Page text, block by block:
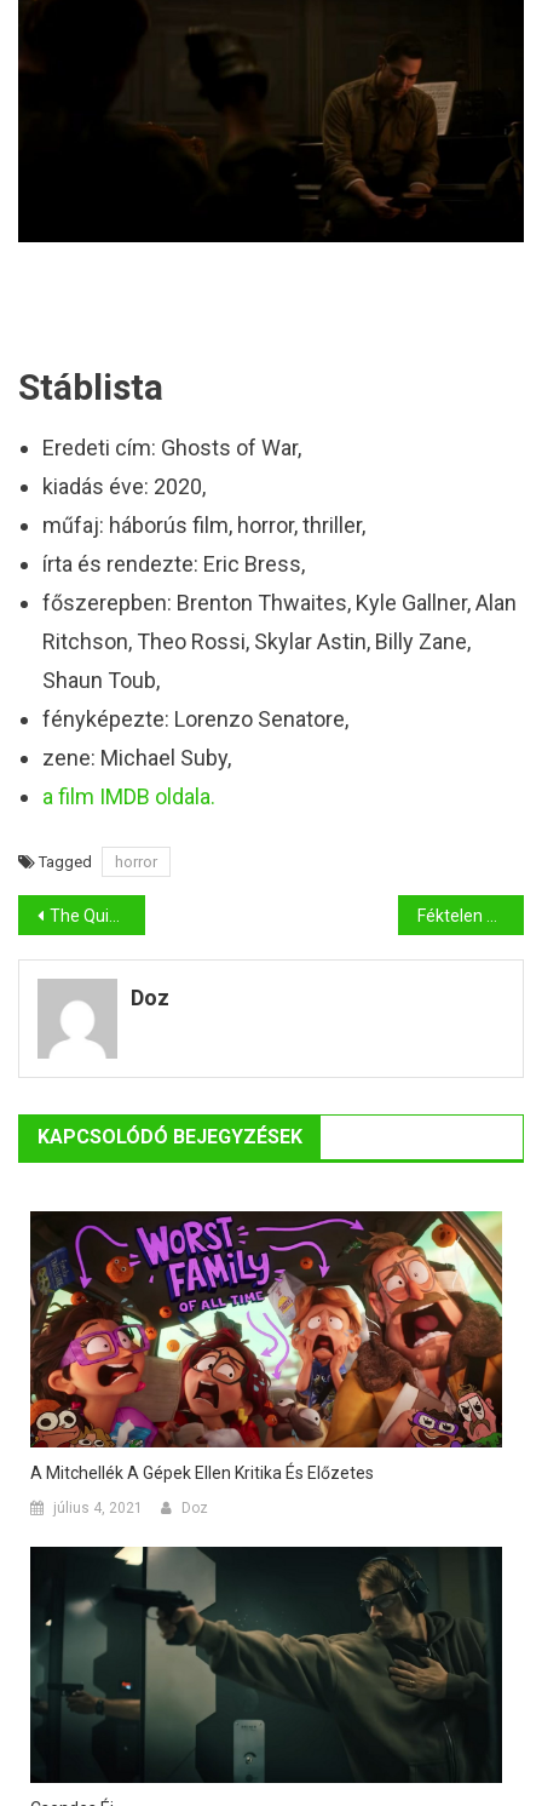
Stáblista
Eredeti cím: Ghosts of War,
kiadás éve: 2020,
műfaj: háborús film, horror, thriller,
írta és rendezte: Eric Bress,
főszerepben: Brenton Thwaites, Kyle Gallner, Alan
Ritchson, Theo Rossi, Skylar Astin, Billy Zane,
Shaun Toub,
fényképezte: Lorenzo Senatore,
zene: Michael Suby,
a film IMDB oldala.
Tagged horror
Bejegyzés
navigáció
The Quiet Earth (A néptelen Föld) kritika Féktelen harag kritika és előzetes
Doz
KAPCSOLÓDÓ BEJEGYZÉSEK
A Mitchellék A Gépek Ellen Kritika És Előzetes
július 4, 2021 Doz